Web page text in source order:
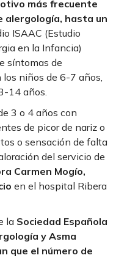
más frecuente
alergología, hasta un
ISAAC (Estudio
en la Infancia)
síntomas de
niños de 6-7 años,
14 años.
3 o 4 años con
de picor de nariz o
o sensación de falta
del servicio de
Carmen Mogío,
en el hospital Ribera
la Sociedad Española
y Asma
que el número de